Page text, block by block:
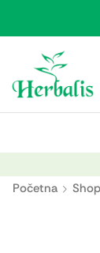
Početna Shop